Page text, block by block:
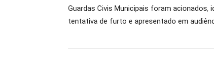
Guardas Civis Municipais foram
tentativa de furto e apresentado em